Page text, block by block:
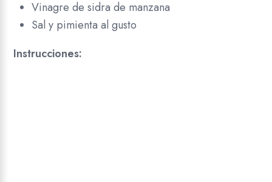
Vinagre de sidra de manzana
Sal y pimienta al gusto
Instrucciones: